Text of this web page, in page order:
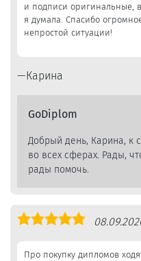
и подписи оригинальные,
я думала. Спасибо
непростой ситуации!
Карина
GoDiplom
Добрый день, Карина, к
во всех сферах. Рады,
рады помочь.
Оценка
Про покупку дипломов